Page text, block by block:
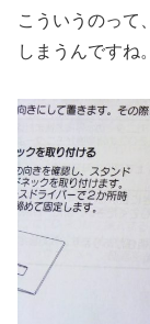
こういうのって
しまうんですね。